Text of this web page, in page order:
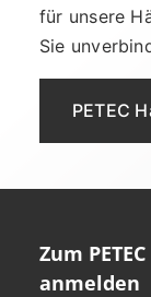
für unsere
Sie
PETEC
Zum
anmelden